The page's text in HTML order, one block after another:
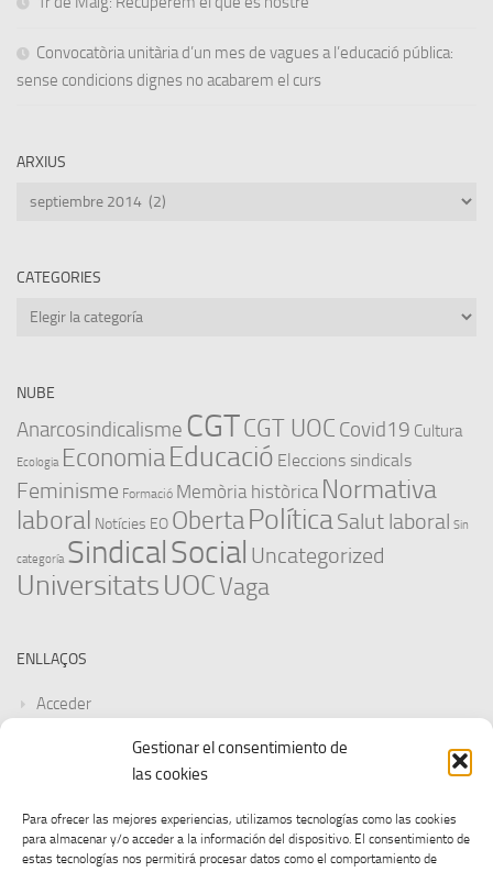
Gestionar el consentimiento de
las cookies
Para ofrecer las mejores experiencias, utilizamos tecnologías como las cookies
para almacenar y/o acceder a la información del dispositivo. El consentimiento de
estas tecnologías nos permitirá procesar datos como el comportamiento de
Convocatòria unitària d’un mes de vagues a l’educació pública:
sense condicions dignes no acabarem el curs
ARXIUS
Arxius
CATEGORIES
Categories
NUBE
Anarcosindicalisme CGTCGT UOC Covid19 Cultura
Ecologia EconomiaEducació Eleccions sindicals
Feminisme Formació Memòria històrica Normativa
laboral Notícies EO ObertaPolíticaSalut laboral Sin
categoría SindicalSocial Uncategorized
UniversitatsUOCVaga
ENLLAÇOS
Acceder
Feed de entradas
WordPress.org